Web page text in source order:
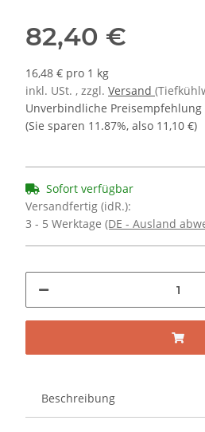
82,40 €
16,48 € pro 1 kg
inkl. USt. , zzgl. Versand
Unverbindliche Preisempfehlung
(Sie sparen 11.87%, also 11,10 €)
Sofort verfügbar
Versandfertig (idR.):
3 - 5 Werktage (DE - Ausland
Beschreibung